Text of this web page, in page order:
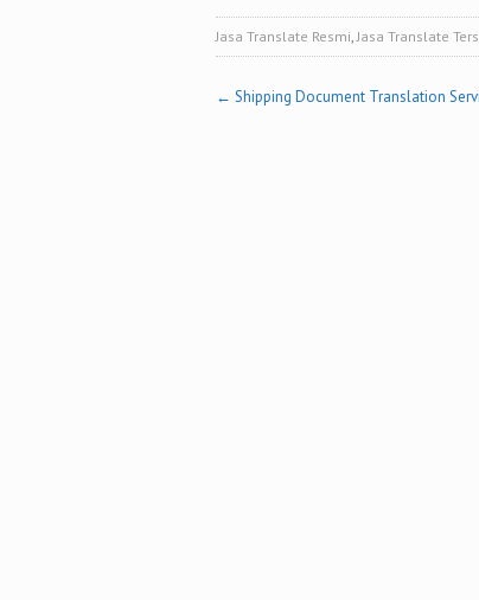
Jasa Translate Resmi,Jasa Translate
Post
← Shipping Document Translation